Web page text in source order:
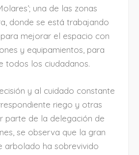
una de las zonas
donde se está trabajando
mejorar el espacio con
y equipamientos, para
todos los ciudadanos.
y al cuidado constante
riego y otras
parte de la delegación de
se observa que la gran
arbolado ha sobrevivido